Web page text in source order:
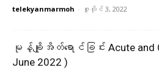
telekyanmarmoh - ဇူလိုင် 3, 2022
မုန့်ချိုအိတ်ရောင်ခြင်း Acute and
June 2022 )